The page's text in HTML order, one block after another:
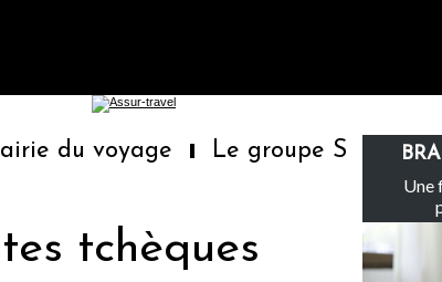
du voyage Le groupe Sainte-
tchèques
Une